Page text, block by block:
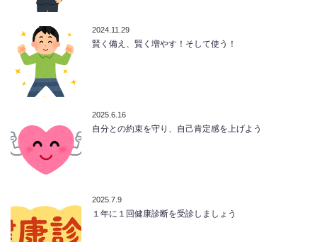
2024.11.29
賢く備え、賢く増やす！そして使う！
2025.6.16
自分との約束を守り、自己肯定感を上げよう
2025.7.9
１年に１回健康診断を受診しましょう